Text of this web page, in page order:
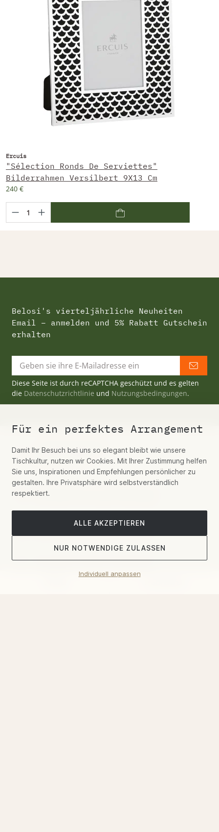
Ercuis
"Sélection Ronds De Serviettes"
Bilderrahmen Versilbert 9X13 Cm
240 €
Belosi's vierteljährliche Neuheiten
Email – anmelden und 5% Rabatt Gutschein
erhalten
Diese Seite ist durch reCAPTCHA geschützt und es gelten
die Datenschutzrichtlinie und Nutzungsbedingungen.
+49 (0)30 55442277
Mo-Fr 9-19 Uhr
Schreiben Sie uns per WhatsApp
Für ein perfektes Arrangement
Damit Ihr Besuch bei uns so elegant bleibt wie unsere
Tischkultur, nutzen wir Cookies. Mit Ihrer Zustimmung helfen
Sie uns, Inspirationen und Empfehlungen persönlicher zu
gestalten. Ihre Privatsphäre wird selbstverständlich
respektiert.
ALLE AKZEPTIEREN
NUR NOTWENDIGE ZULASSEN
Individuell anpassen